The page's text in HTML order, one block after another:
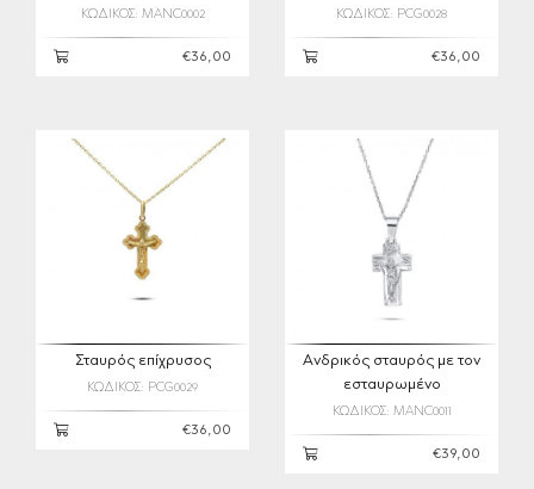
ΚΩΔΙΚΟΣ: MANC0002
€36,00
ΚΩΔΙΚΟΣ: PCG0028
€36,00
Σταυρός επίχρυσος
ΚΩΔΙΚΟΣ: PCG0029
€36,00
Ανδρικός σταυρός με τον
εσταυρωμένο
ΚΩΔΙΚΟΣ: MANC0011
€39,00